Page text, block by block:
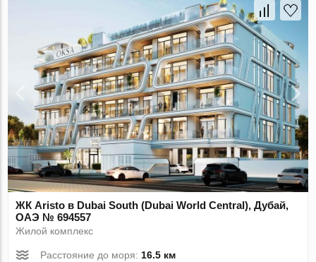
ЖК Aristo в Dubai South (Dubai World Central), Дубай,
ОАЭ № 694557
Жилой комплекс
Расстояние до моря:16.5 км